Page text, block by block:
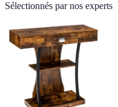
Sélectionnés par nos experts